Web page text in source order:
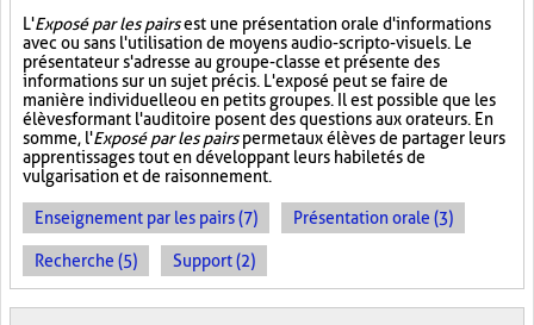
L'Exposé par les pairsest une présentation orale d'informations
avec ou sans l'utilisation de moyens audio-scripto-visuels. Le
présentateur s'adresse au groupe-classe et présente des
informations sur un sujet précis. L'exposé peut se faire de
manière individuelle ou en petits groupes. Il est possible que les
élèves formant l'auditoire posent des questions aux orateurs. En
somme, l'Exposé par les pairspermet aux élèves de partager leurs
apprentissages tout en développant leurs habiletés de
vulgarisation et de raisonnement.
Enseignement par les pairs (7) Présentation orale (3)
Recherche (5) Support (2)